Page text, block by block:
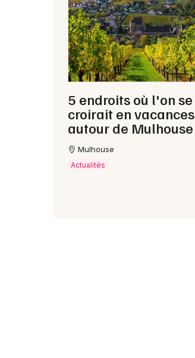
5 endroits où l'on se
croirait en vacances
autour de Mulhouse
Mulhouse
Actualités